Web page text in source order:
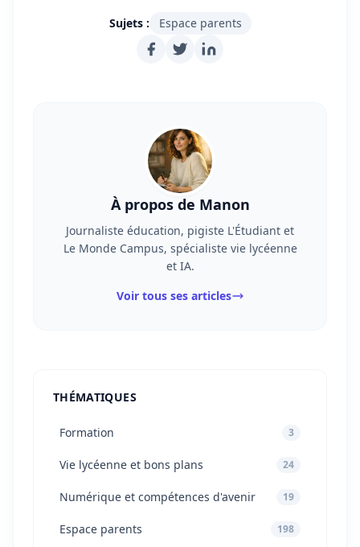
Sujets : Espace parents
À propos de Manon
Journaliste éducation, pigiste L'Étudiant et
Le Monde Campus, spécialiste vie lycéenne
et IA.
Voir tous ses articles
THÉMATIQUES
Formation 3
Vie lycéenne et bons plans 24
Numérique et compétences d'avenir 19
Espace parents 198